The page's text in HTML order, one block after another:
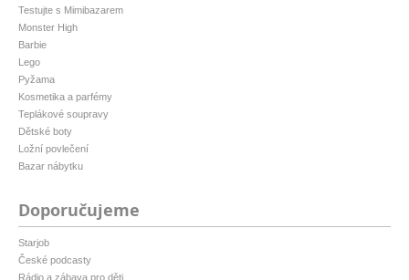
Testujte s Mimibazarem
Monster High
Barbie
Lego
Pyžama
Kosmetika a parfémy
Teplákové soupravy
Dětské boty
Ložní povlečení
Bazar nábytku
Doporučujeme
Starjob
České podcasty
Rádio a zábava pro děti